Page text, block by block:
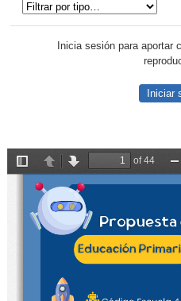
Inicia sesión para aportar
Iniciar